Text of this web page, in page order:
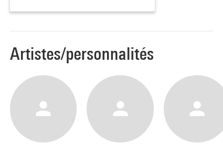
Artistes/personnalités